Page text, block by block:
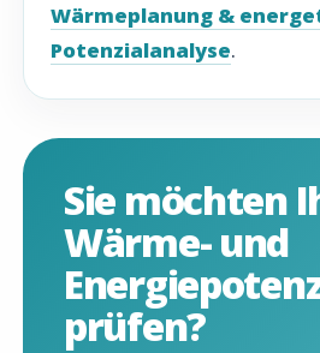
Wärmeplanung &
Potenzialanalyse.
Sie möchten
Wärme- und
prüfen?